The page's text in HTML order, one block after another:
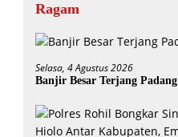
Ragam
Selasa, 4 Agustus 2026
Banjir Besar Terjang Padang